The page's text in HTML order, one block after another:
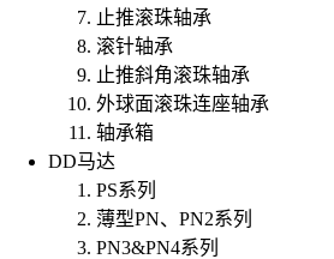
止推滚珠轴承
滚针轴承
止推斜角滚珠轴承
外球面滚珠连座轴承
轴承箱
DD马达
PS系列
薄型PN、PN2系列
PN3&PN4系列